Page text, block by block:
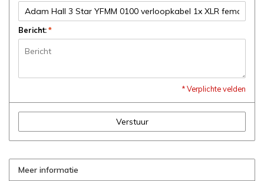
Bericht:*
* Verplichte velden
Verstuur
Meer informatie